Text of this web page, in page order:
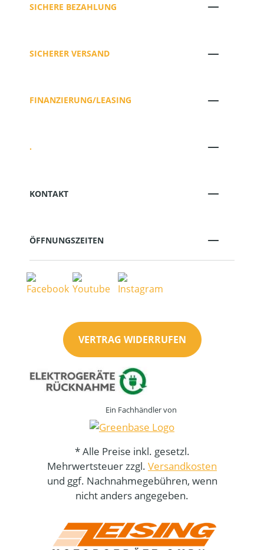
SICHERE BEZAHLUNG
SICHERER VERSAND
FINANZIERUNG/LEASING
.
KONTAKT
ÖFFNUNGSZEITEN
VERTRAG WIDERRUFEN
Ein Fachhändler von
* Alle Preise inkl. gesetzl.
Mehrwertsteuer zzgl. Versandkosten
und ggf. Nachnahmegebühren, wenn
nicht anders angegeben.